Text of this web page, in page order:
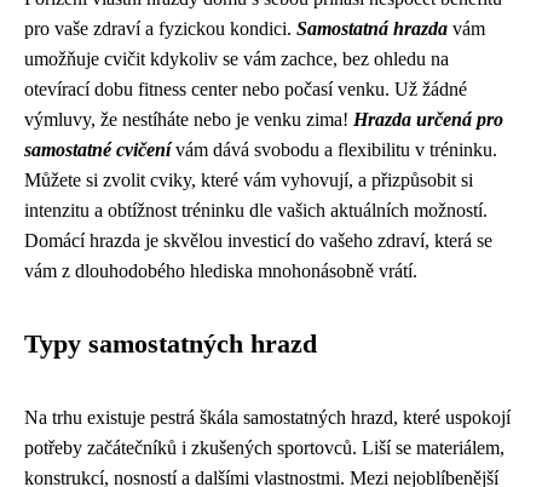
pro vaše zdraví a fyzickou kondici. Samostatná hrazda vám
umožňuje cvičit kdykoliv se vám zachce, bez ohledu na
otevírací dobu fitness center nebo počasí venku. Už žádné
výmluvy, že nestíháte nebo je venku zima! Hrazda určená pro
samostatné cvičenívám dává svobodu a flexibilitu v tréninku.
Můžete si zvolit cviky, které vám vyhovují, a přizpůsobit si
intenzitu a obtížnost tréninku dle vašich aktuálních možností.
Domácí hrazda je skvělou investicí do vašeho zdraví, která se
vám z dlouhodobého hlediska mnohonásobně vrátí.
Typy samostatných hrazd
Na trhu existuje pestrá škála samostatných hrazd, které uspokojí
potřeby začátečníků i zkušených sportovců. Liší se materiálem,
konstrukcí, nosností a dalšími vlastnostmi. Mezi nejoblíbenější